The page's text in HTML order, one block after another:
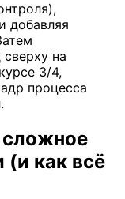
добавляя
на
3/4,
процесса
как всё